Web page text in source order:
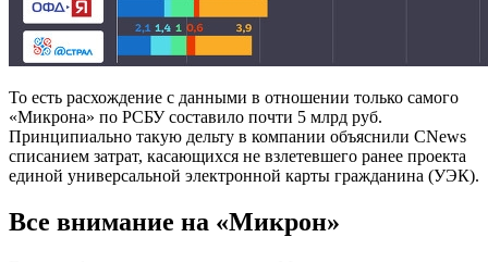
То есть расхождение с данными в отношении только самого
«Микрона» по РСБУ составило почти 5 млрд руб.
Принципиально такую дельту в компании объяснили CNews
списанием затрат, касающихся не взлетевшего ранее проекта
единой универсальной электронной карты гражданина (УЭК).
Все внимание на «Микрон»